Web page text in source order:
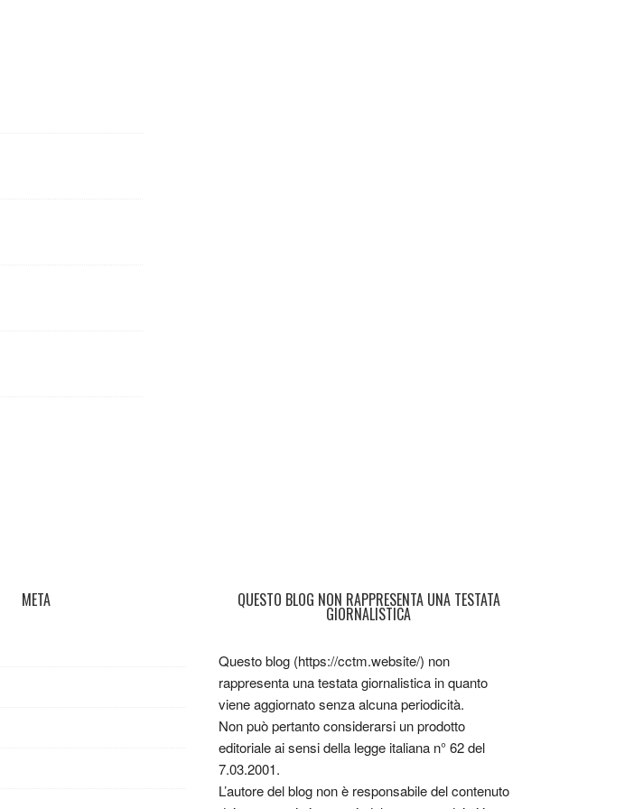
META QUESTO BLOG NON RAPPRESENTA UNA TESTATA
GIORNALISTICA
Questo blog (https://cctm.website/) non
rappresenta una testata giornalistica in quanto
viene aggiornato senza alcuna periodicità.
Non può pertanto considerarsi un prodotto
editoriale ai sensi della legge italiana n° 62 del
7.03.2001.
L’autore del blog non è responsabile del contenuto